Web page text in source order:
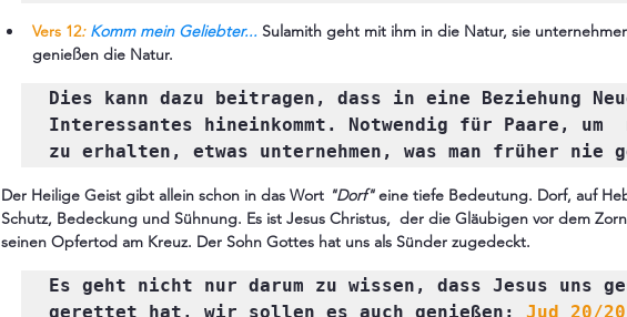
Vers 12: Komm mein Geliebter... Sulamith geht mit ihm in die Natur, sie
genießen die Natur.
Dies kann dazu beitragen, dass in eine Beziehung
Interessantes hineinkommt. Notwendig für Paare, um
zu erhalten, etwas unternehmen, was man früher nie
Der Heilige Geist gibt allein schon in das Wort "Dorf" eine tiefe Bedeutung. Dorf, auf
Schutz, Bedeckung und Sühnung. Es ist Jesus Christus,  der die Gläubigen vor dem
seinen Opfertod am Kreuz. Der Sohn Gottes hat uns als Sünder zugedeckt.
Es geht nicht nur darum zu wissen, dass Jesus uns
gerettet hat, wir sollen es auch genießen: Jud 20/20